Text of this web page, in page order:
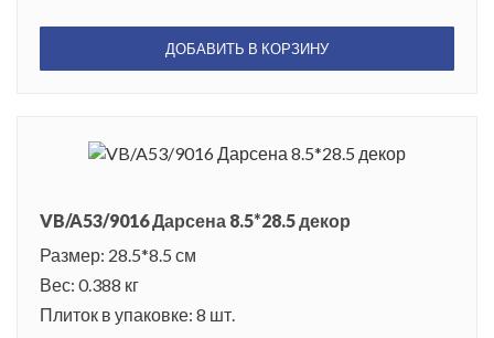
ДОБАВИТЬ В КОРЗИНУ
VB/A53/9016 Дарсена 8.5*28.5 декор
Размер: 28.5*8.5 см
Вес: 0.388 кг
Плиток в упаковке: 8 шт.